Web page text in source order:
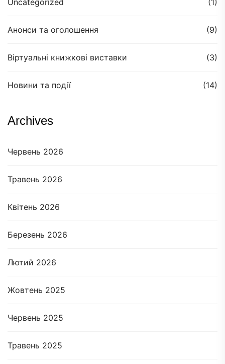
Uncategorized (1)
Анонси та оголошення (9)
Віртуальні книжкові виставки (3)
Новини та події (14)
Archives
Червень 2026
Травень 2026
Квітень 2026
Березень 2026
Лютий 2026
Жовтень 2025
Червень 2025
Травень 2025